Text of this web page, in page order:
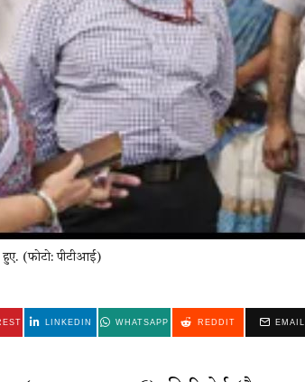
हुए. (फोटो: पीटीआई)
LINKEDIN WHATSAPP REDDIT EMAIL